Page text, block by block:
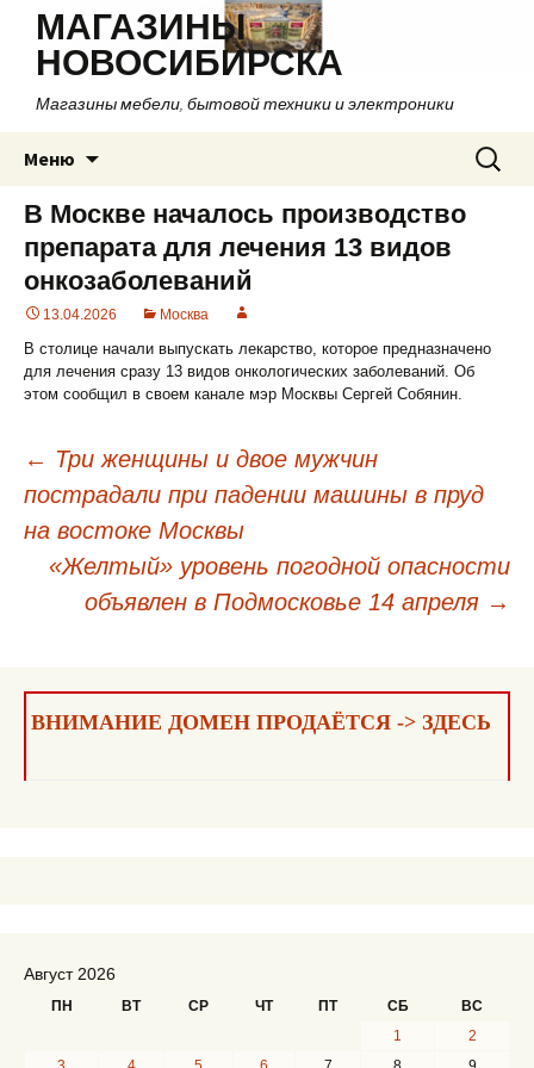
МАГАЗИНЫ
НОВОСИБИРСКА
Магазины мебели, бытовой техники и электроники
Меню
содержимому
Найти:
В Москве началось производство
препарата для лечения 13 видов
онкозаболеваний
13.04.2026 Москва
В столице начали выпускать лекарство, которое предназначено
для лечения сразу 13 видов онкологических заболеваний. Об
этом сообщил в своем канале мэр Москвы Сергей Собянин.
Навигация
по
записям
← Три женщины и двое мужчин
пострадали при падении машины в пруд
на востоке Москвы
«Желтый» уровень погодной опасности
объявлен в Подмосковье 14 апреля →
ВНИМАНИЕ ДОМЕН ПРОДАЁТСЯ -> ЗДЕСЬ
Август 2026
ПН ВТ СР ЧТ ПТ СБ
ВС
1
2